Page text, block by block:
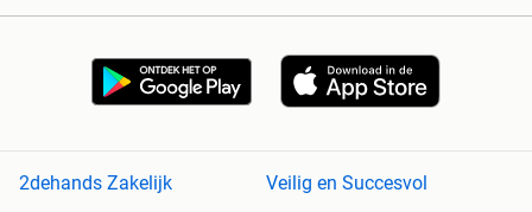
2dehands Zakelijk Veilig en Succesvol